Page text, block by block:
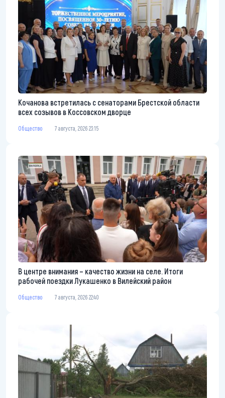
Кочанова встретилась с сенаторами Брестской области
всех созывов в Коссовском дворце
Общество 7 августа, 2026 23:15
В центре внимания – качество жизни на селе. Итоги
рабочей поездки Лукашенко в Вилейский район
Общество 7 августа, 2026 22:40